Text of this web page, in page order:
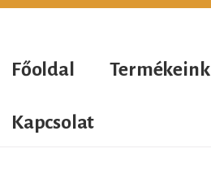
Főoldal Termékeink
Kapcsolat